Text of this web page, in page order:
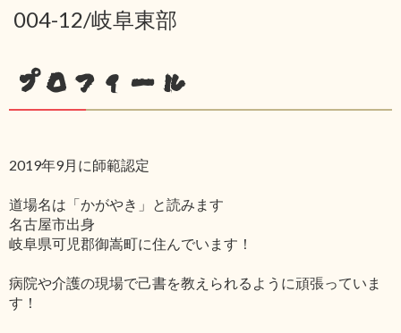
004-12/岐阜東部
プロフィール
2019年9月に師範認定
道場名は「かがやき」と読みます
名古屋市出身
岐阜県可児郡御嵩町に住んでいます！
病院や介護の現場で己書を教えられるように頑張っていま
す！